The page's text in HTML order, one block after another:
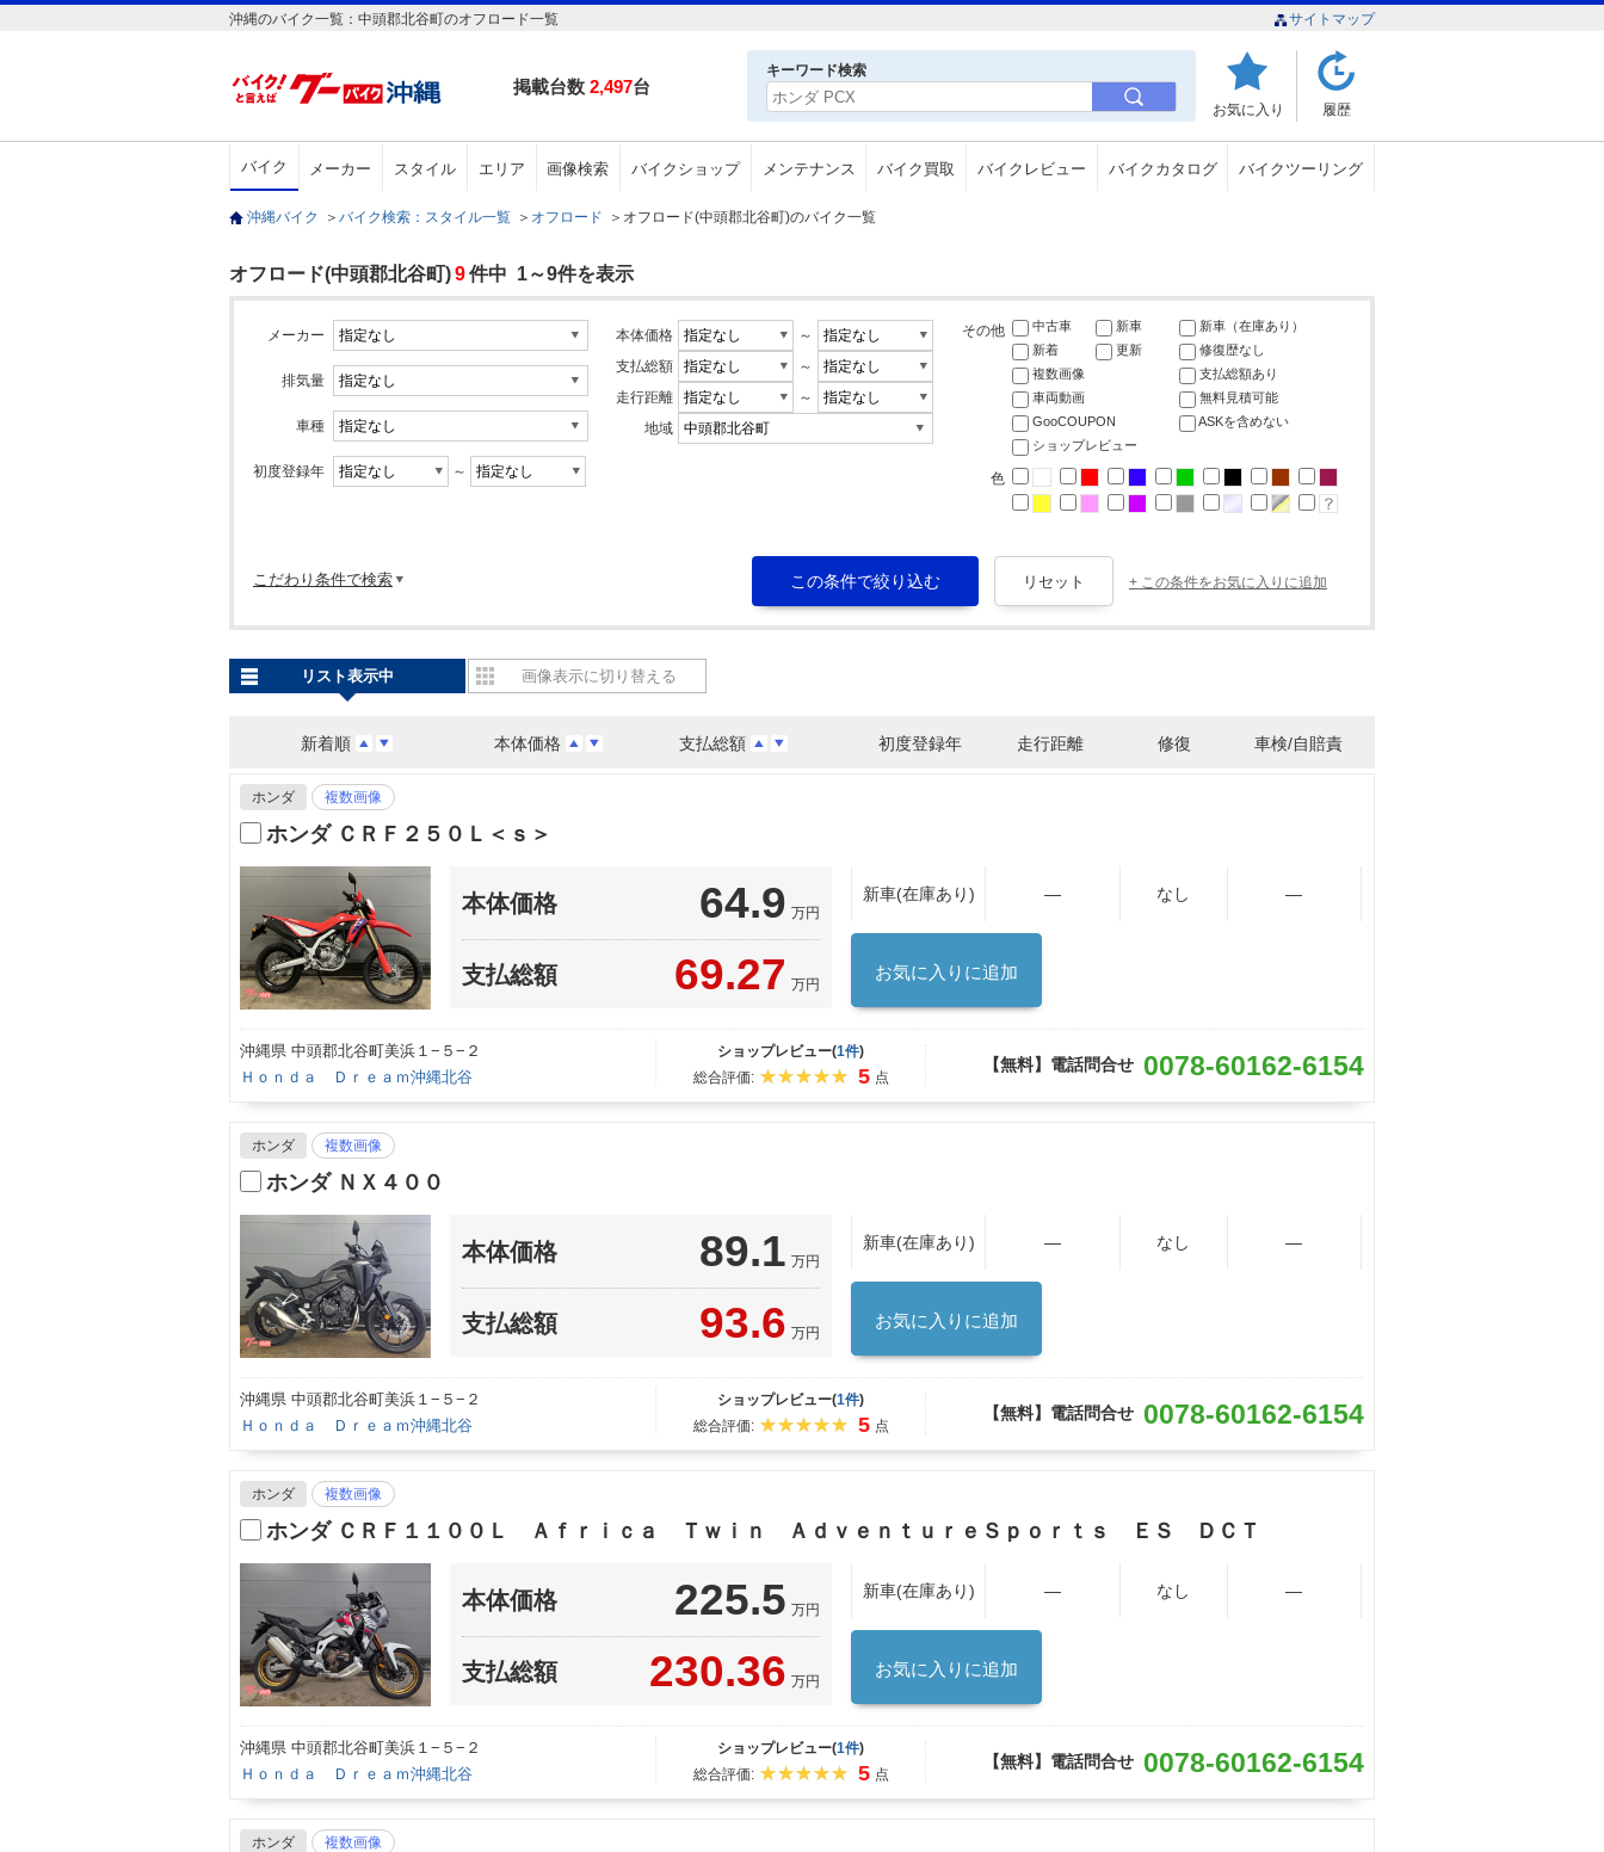
沖縄のバイク一覧：中頭郡北谷町のオフロード一覧 サイトマップ
掲載台数 2,497台
キーワード検索
お気に入り 履歴
バイク メーカー スタイル エリア 画像検索 バイクショップ メンテナンス バイク買取 バイクレビュー バイクカタログ バイクツーリング
沖縄バイク ＞ バイク検索：スタイル一覧 ＞ オフロード ＞ オフロード(中頭郡北谷町)のバイク一覧
オフロード(中頭郡北谷町)9件中 1～9件を表示
メーカー
排気量
車種
初度登録年 ～
本体価格
～
支払総額
～
走行距離
～
地域
その他 中古車 新車
新車（在庫あり）
新着
更新
修復歴なし
複数画像
支払総額あり
車両動画
無料見積可能
GooCOUPON
ASKを含めない
ショップレビュー
色
こだわり条件で検索 + この条件をお気に入りに追加
新着順 本体価格 支払総額 初度登録年 走行距離 修復 車検/自賠責
リスト表示中 画像表示に切り替える
ホンダ 複数画像
ホンダ ＣＲＦ２５０Ｌ＜ｓ＞
本体価格 64.9 万円
支払総額 69.27 万円
新車(在庫あり) ― なし ―
お気に入りに追加
沖縄県 中頭郡北谷町美浜１−５−２
Ｈｏｎｄａ Ｄｒｅａｍ沖縄北谷
ショップレビュー(1件)
総合評価:
5 点
【無料】電話問合せ 0078-60162-6154
ホンダ 複数画像
ホンダ ＮＸ４００
本体価格 89.1 万円
支払総額 93.6 万円
新車(在庫あり) ― なし ―
お気に入りに追加
沖縄県 中頭郡北谷町美浜１−５−２
Ｈｏｎｄａ Ｄｒｅａｍ沖縄北谷
ショップレビュー(1件)
総合評価:
5 点
【無料】電話問合せ 0078-60162-6154
ホンダ 複数画像
ホンダ ＣＲＦ１１００Ｌ Ａｆｒｉｃａ Ｔｗｉｎ ＡｄｖｅｎｔｕｒｅＳｐｏｒｔｓ ＥＳ ＤＣＴ
本体価格 225.5 万円
支払総額 230.36 万円
新車(在庫あり) ― なし ―
お気に入りに追加
沖縄県 中頭郡北谷町美浜１−５−２
Ｈｏｎｄａ Ｄｒｅａｍ沖縄北谷
ショップレビュー(1件)
総合評価:
5 点
【無料】電話問合せ 0078-60162-6154
ホンダ 複数画像